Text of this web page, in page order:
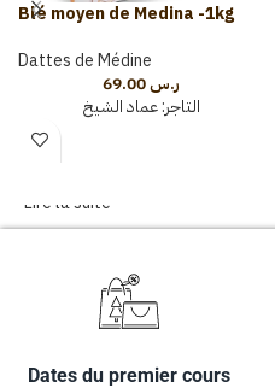
Blé moyen de Medina -1kg
Dattes de Médine
ر.س
التاجر:عماد الشيخ
Lire la suite
Dates du premier cours